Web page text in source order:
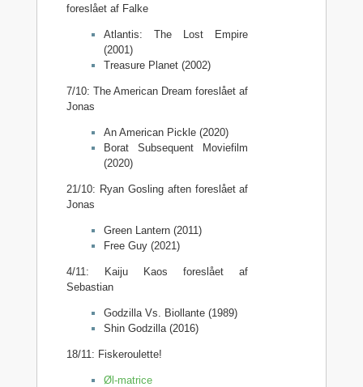
foreslået af Falke
Atlantis: The Lost Empire
(2001)
Treasure Planet (2002)
7/10: The American Dream foreslået af
Jonas
An American Pickle (2020)
Borat Subsequent Moviefilm
(2020)
21/10: Ryan Gosling aften foreslået af
Jonas
Green Lantern (2011)
Free Guy (2021)
4/11: Kaiju Kaos foreslået af
Sebastian
Godzilla Vs. Biollante (1989)
Shin Godzilla (2016)
18/11: Fiskeroulette!
Øl-matrice